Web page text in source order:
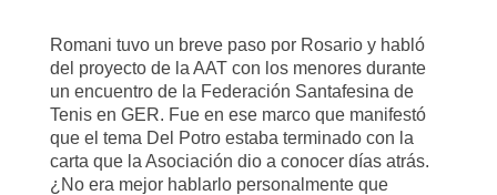
Romani tuvo un breve paso por Rosario y habló
del proyecto de la AAT con los menores durante
un encuentro de la Federación Santafesina de
Tenis en GER. Fue en ese marco que manifestó
que el tema Del Potro estaba terminado con la
carta que la Asociación dio a conocer días atrás.
¿No era mejor hablarlo personalmente que